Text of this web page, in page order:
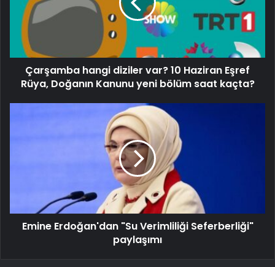
Çarşamba hangi diziler var? 10 Haziran Eşref
Rüya, Doğanın Kanunu yeni bölüm saat kaçta?
Emine Erdoğan'dan "Su Verimliliği Seferberliği"
paylaşımı